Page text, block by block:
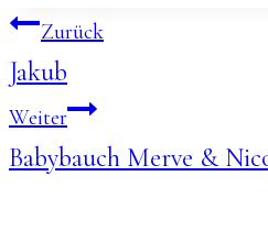
Zurück
Jakub
Weiter
Babybauch Merve &